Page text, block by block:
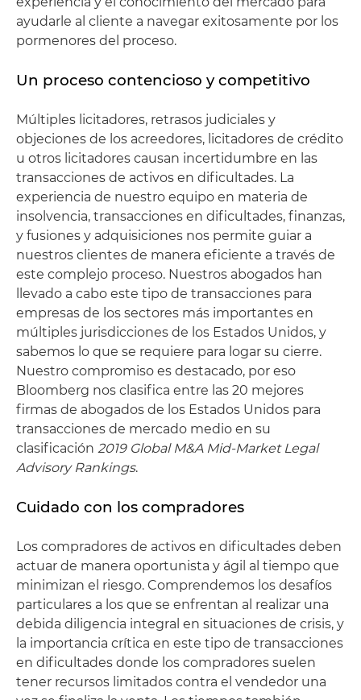
ayudarle al cliente a navegar exitosamente por los
pormenores del proceso.
Un proceso contencioso y competitivo
Múltiples licitadores, retrasos judiciales y
objeciones de los acreedores, licitadores de crédito
u otros licitadores causan incertidumbre en las
transacciones de activos en dificultades. La
experiencia de nuestro equipo en materia de
insolvencia, transacciones en dificultades, finanzas,
y fusiones y adquisiciones nos permite guiar a
nuestros clientes de manera eficiente a través de
este complejo proceso. Nuestros abogados han
llevado a cabo este tipo de transacciones para
empresas de los sectores más importantes en
múltiples jurisdicciones de los Estados Unidos, y
sabemos lo que se requiere para logar su cierre.
Nuestro compromiso es destacado, por eso
Bloomberg nos clasifica entre las 20 mejores
firmas de abogados de los Estados Unidos para
transacciones de mercado medio en su
clasificación 2019 Global M&A Mid-Market Legal
Advisory Rankings.
Cuidado con los compradores
Los compradores de activos en dificultades deben
actuar de manera oportunista y ágil al tiempo que
minimizan el riesgo. Comprendemos los desafíos
particulares a los que se enfrentan al realizar una
debida diligencia integral en situaciones de crisis, y
la importancia crítica en este tipo de transacciones
en dificultades donde los compradores suelen
tener recursos limitados contra el vendedor una